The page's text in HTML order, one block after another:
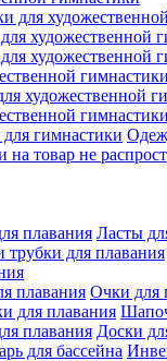
художественной
гимнастики
гимнастики
товар не
Ласты
Очки для
Доски